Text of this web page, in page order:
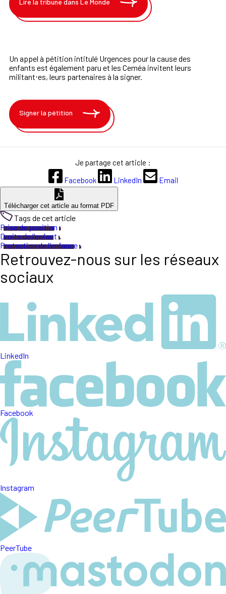
Lire la tribune dans Le Monde
Un appel à pétition intitulé Urgences pour la cause des
enfants est également paru et les Ceméa invitent leurs
militant⋅es, leurs partenaires à la signer.
Signer la pétition
Je partage cet article :
Facebook
LinkedIn Email
Télécharger cet article au format PDF
Tags de cet article
Prise de position
Droits de l'enfant
Protection de l'enfance
Retrouvez-nous sur les réseaux
sociaux
LinkedIn
Facebook
Instagram
PeerTube